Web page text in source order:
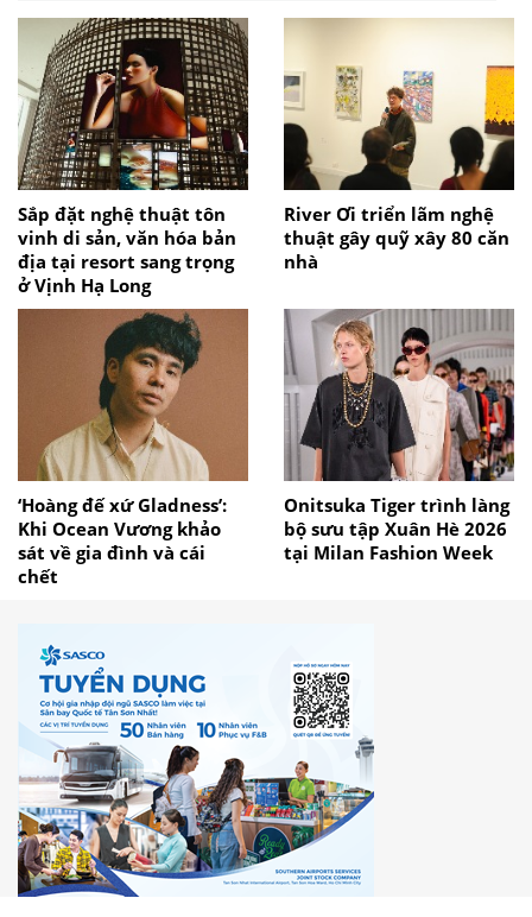
Sắp đặt nghệ thuật tôn
vinh di sản, văn hóa bản
địa tại resort sang trọng
ở Vịnh Hạ Long
River Ơi triển lãm nghệ
thuật gây quỹ xây 80 căn
nhà
‘Hoàng đế xứ Gladness’:
Khi Ocean Vương khảo
sát về gia đình và cái
chết
Onitsuka Tiger trình làng
bộ sưu tập Xuân Hè 2026
tại Milan Fashion Week